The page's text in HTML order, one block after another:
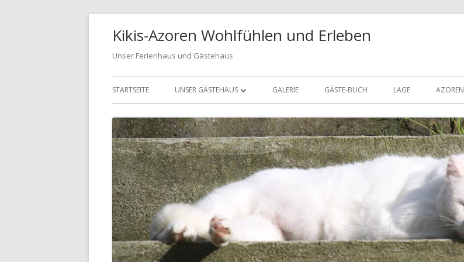
Kikis-Azoren Wohlfühlen und Erleben
Unser Ferienhaus und Gästehaus
Primäres
Menü
STARTSEITE UNSER GÄSTEHAUS
CASA AZUL
CASA VERDE
BUCHUNGSANFRAGE
GALERIE GÄSTE-BUCH LAGE AZOREN